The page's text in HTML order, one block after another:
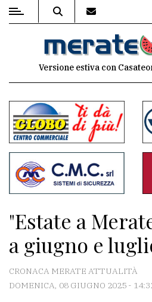
MENU
commenti
Contenuti
del
sito
Associazioni
Meteo
Versione estiva con
"Estate a
a giugno e
CRONACA MERATE ATTUALITÀ
DOMENICA, 08 GIUGNO 2025 -